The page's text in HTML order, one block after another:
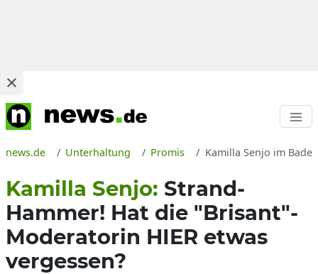
news.de Unterhaltung Promis Kamilla Senjo im
Kamilla Senjo: Strand-
Hammer! Hat die "Brisant"-
Moderatorin HIER etwas
vergessen?